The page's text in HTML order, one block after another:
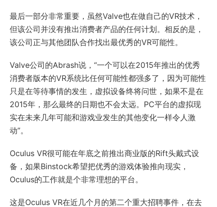
最后一部分非常重要，虽然Valve也在做自己的VR技术，
但该公司并没有推出消费者产品的任何计划。相反的是，
该公司正与其他团队合作找出最优秀的VR可能性。
Valve公司的Abrash说，“一个可以在2015年推出的优秀
消费者版本的VR系统比任何可能性都强多了，因为可能性
只是在等待事情的发生，虚拟设备终将问世，如果不是在
2015年，那么最终的日期也不会太远。PC平台的虚拟现
实在未来几年可能和游戏业发生的其他变化一样令人激
动”。
Oculus VR很可能在年底之前推出商业版的Rift头戴式设
备，如果Binstock希望把优秀的游戏体验推向现实，
Oculus的工作就是个非常理想的平台。
这是Oculus VR在近几个月的第二个重大招聘事件，在去